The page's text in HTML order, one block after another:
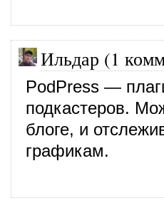
Ильдар (1
PodPress —
подкастеров.
блоге, и
графикам.